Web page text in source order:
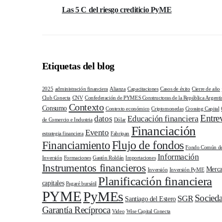
Las 5 C del riesgo crediticio PyME
Etiquetas del blog
2025 administración financiera Alianza Capacitaciones Casos de éxito Cierre de año
Club Conecta CNV Confederación de PYMES Constructoras de la República
Consumo Contexto Contexto económico Criptomonedas Crossing Capital
de Comercio e Industria datos Dólar Educación financiera
estrategia financiera Evento Fabripan Financiación
FinanciamientoFlujo de fondos Fondo Común
Inversión Formaciones Gastón Roldán Importaciones Información
Instrumentos financieros Inversión Inversión PyME
capitales Pagaré bursátil Planificación financiera
PYMEPyMEs Santiago del Estero SGR
Garantía Recíproca Video Wise Capital Conecta